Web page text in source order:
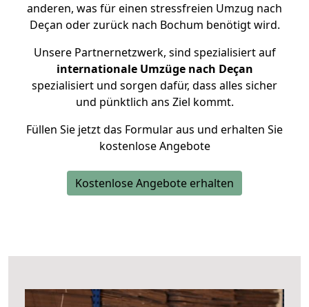
anderen, was für einen stressfreien Umzug nach
Deçan oder zurück nach Bochum benötigt wird.
Unsere Partnernetzwerk, sind spezialisiert auf
internationale Umzüge nach Deçan
spezialisiert und sorgen dafür, dass alles sicher
und pünktlich ans Ziel kommt.
Füllen Sie jetzt das Formular aus und erhalten Sie
kostenlose Angebote
Kostenlose Angebote erhalten